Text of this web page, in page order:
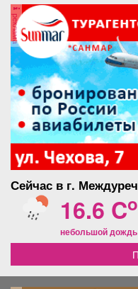
реклама
Сейчас в г.
16.6 Co
небольшой дождь